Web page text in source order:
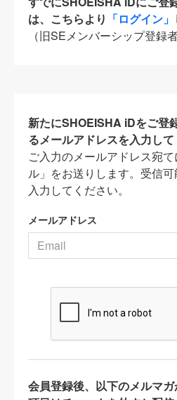
は、こちらより 「ログイン」
（旧SEメンバーシップ登録
新たにSHOEISHA iDをご登
るメールアドレスを入力して
ご入力のメールアドレス宛
ル」をお送りします。受信
入力してください。
メールアドレス
会員登録後、以下のメルマ